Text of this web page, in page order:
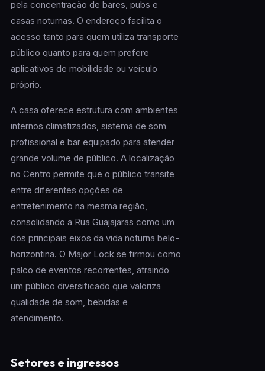
pela concentração de bares, pubs e
casas noturnas. O endereço facilita o
acesso tanto para quem utiliza transporte
público quanto para quem prefere
aplicativos de mobilidade ou veículo
próprio.
A casa oferece estrutura com ambientes
internos climatizados, sistema de som
profissional e bar equipado para atender
grande volume de público. A localização
no Centro permite que o público transite
entre diferentes opções de
entretenimento na mesma região,
consolidando a Rua Guajajaras como um
dos principais eixos da vida noturna belo-
horizontina. O Major Lock se firmou como
palco de eventos recorrentes, atraindo
um público diversificado que valoriza
qualidade de som, bebidas e
atendimento.
Setores e ingressos